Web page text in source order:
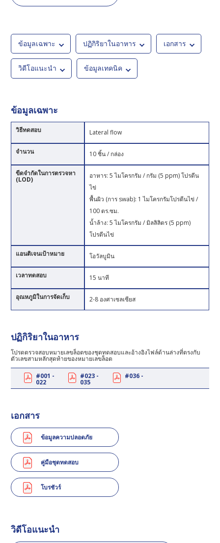
ข้อมูลเฉพาะ ปฏิกิริยาในอาหาร เอกสาร
วิดีโอแนะนำ ข้อมูลเทคนิค
ข้อมูลเฉพาะ
วิธีทดสอบ Lateral flow
จำนวน 10 ชิ้น / กล่อง
ขีดจำกัดในการตรวจหา
(LOD)
อาหาร: 5 ไมโครกรัม / กรัม (5 ppm) โปรตีน
ไข่
พื้นผิว (การ swab): 1 ไมโครกรัมโปรตีนไข่ /
100 ตร.ซม.
น้ำล้าง: 5 ไมโครกรัม / มิลลิลิตร (5 ppm)
โปรตีนไข่
แอนติเจนเป้าหมาย โอวัลบูมิน
เวลาทดสอบ 15 นาที
อุณหภูมิในการจัดเก็บ 2-8 องศาเซลเซียส
ปฏิกิริยาในอาหาร
โปรดตรวจสอบหมายเลขล็อตของชุดทดสอบและอ้างอิงไฟล์ด้านล่างที่ตรงกับ
ตัวเลขสามหลักสุดท้ายของหมายเลขล็อต
#001 -
022
#023 -
035
#036 -
เอกสาร
ข้อมูลความปลอดภัย
คู่มือชุดทดสอบ
โบรชัวร์
วิดีโอแนะนำ